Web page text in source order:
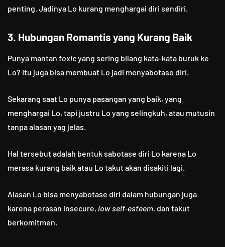
penting. Jadinya Lo kurang menghargai diri sendiri.
3. Hubungan Romantis yang Kurang Baik
Punya mantan toxicyang sering bilang kata-kata buruk ke
Lo? Itu juga bisa membuat Lo jadi menyabotase diri.
Sekarang saat Lo punya pasangan yang baik, yang
menghargai Lo, tapi justru Lo yang selingkuh, atau mutusin
tanpa alasan yag jelas.
Hal tersebut adalah bentuk sabotase diri Lo karena Lo
merasa kurang baik atau Lo takut akan disakiti lagi.
Alasan Lo bisa menyabotase diri dalam hubungan juga
karena perasan insecure, low self-esteem, dan takut
berkomitmen.